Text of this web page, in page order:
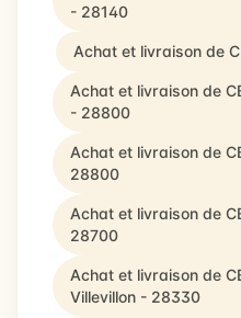
- 28140
Achat et livraison de
Achat et livraison de
- 28800
Achat et livraison de
28800
Achat et livraison de
28700
Achat et livraison de
Villevillon - 28330